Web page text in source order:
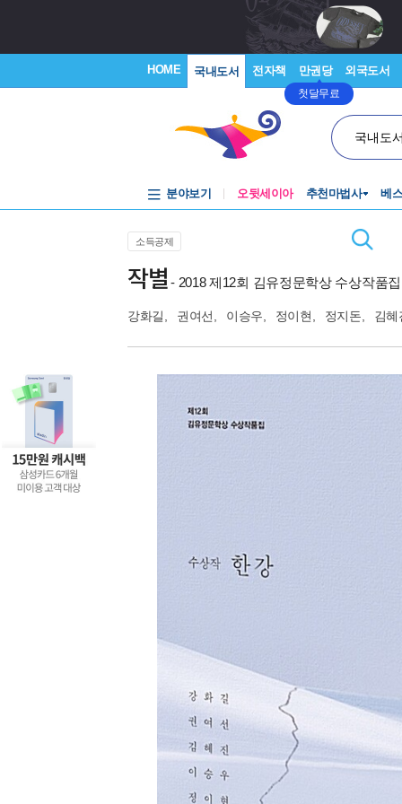
HOME 국내도서 전자책 만권당
첫달무료
외국도서
국내도
분야보기 오뒷세이아 추천마법사 베
소득공제
작별- 2018 제12회 김유정문학상 수상작품집
강화길 권여선 이승우 정이현 정지돈 김혜